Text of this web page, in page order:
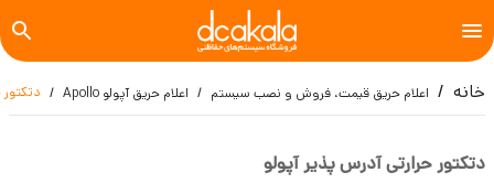
خانه اعلام حریق قیمت، فروش و نصب سیستم اعلام حریق آپولو Apollo دتکتور
دتکتور حرارتی آدرس پذیر آپولو